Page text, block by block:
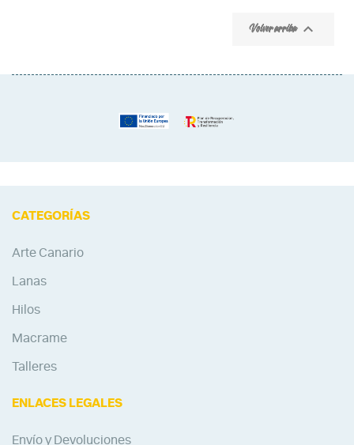
Volver arriba 
CATEGORÍAS
Arte Canario
Lanas
Hilos
Macrame
Talleres
ENLACES LEGALES
Envío y Devoluciones